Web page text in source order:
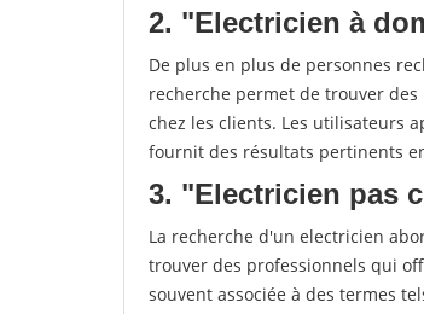
2. "Electricien à
De plus en plus de personnes
recherche permet de trouver
chez les clients. Les utilisateurs
fournit des résultats pertinents
3. "Electricien pas
La recherche d'un electricien
trouver des professionnels qui
souvent associée à des termes